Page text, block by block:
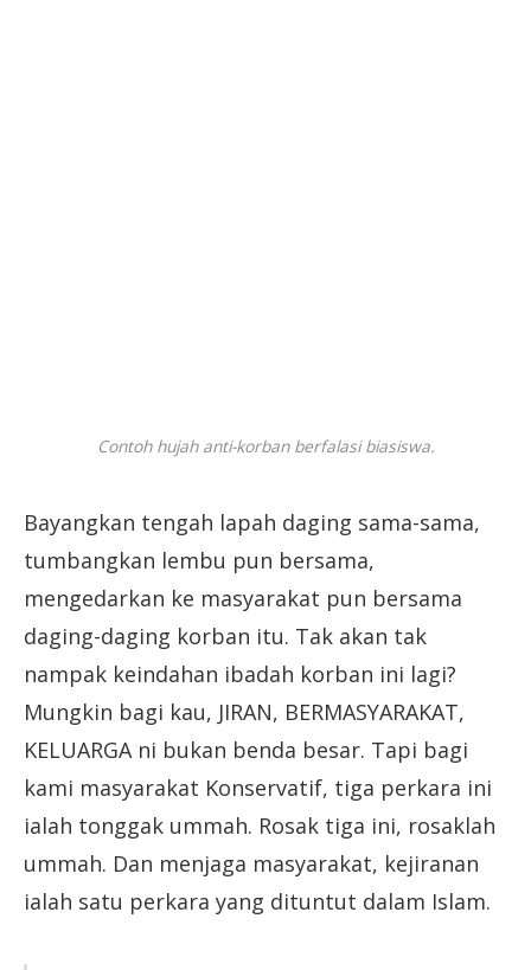
Contoh hujah anti-korban berfalasi biasiswa.
Bayangkan tengah lapah daging sama-sama,
tumbangkan lembu pun bersama,
mengedarkan ke masyarakat pun bersama
daging-daging korban itu. Tak akan tak
nampak keindahan ibadah korban ini lagi?
Mungkin bagi kau, JIRAN, BERMASYARAKAT,
KELUARGA ni bukan benda besar. Tapi bagi
kami masyarakat Konservatif, tiga perkara ini
ialah tonggak ummah. Rosak tiga ini, rosaklah
ummah. Dan menjaga masyarakat, kejiranan
ialah satu perkara yang dituntut dalam Islam.